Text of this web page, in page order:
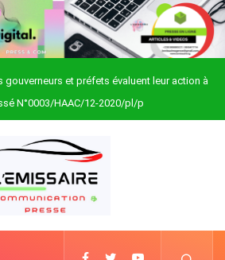
gouverneurs et préfets évaluent leur action à
Blitta
N°0003/HAAC/12-2020/pl/p